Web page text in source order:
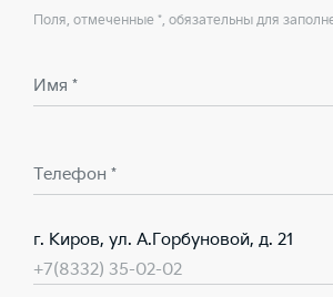
Поля, отмеченные *, обязательны для
Имя *
Телефон *
г. Киров, ул. А.Горбуновой, д. 21
+7(8332) 35-02-02